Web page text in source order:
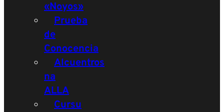
«Noyos»
Prueba
de
Conocencia
Alcuentros
na
ALLA
Cursu